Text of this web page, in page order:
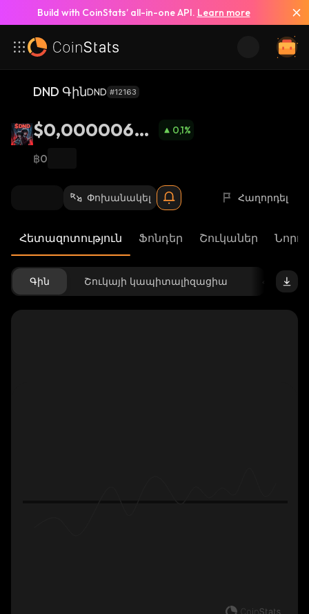
Build with CoinStats’ all-in-one API. Learn more
DND ԳինDND #12163
$0,00000624
8
0,1%
฿0
Փոխանակել Հաղորդել
Հետազոտություն Ֆոնդեր Շուկաներ
Գին Շուկայի կապիտալիզացիա